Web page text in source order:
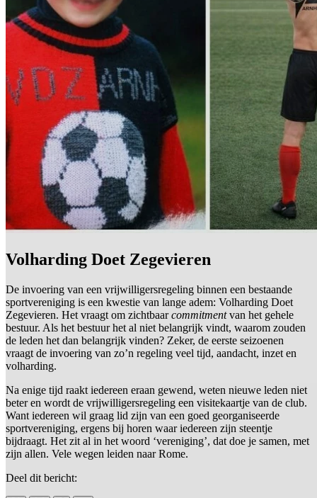
Volharding Doet Zegevieren
De invoering van een vrijwilligersregeling binnen een bestaande
sportvereniging is een kwestie van lange adem: Volharding Doet
Zegevieren. Het vraagt om zichtbaarcommitmentvan het gehele
bestuur. Als het bestuur het al niet belangrijk vindt, waarom zouden
de leden het dan belangrijk vinden? Zeker, de eerste seizoenen
vraagt de invoering van zo’n regeling veel tijd, aandacht, inzet en
volharding.
Na enige tijd raakt iedereen eraan gewend, weten nieuwe leden niet
beter en wordt de vrijwilligersregeling een visitekaartje van de club.
Want iedereen wil graag lid zijn van een goed georganiseerde
sportvereniging, ergens bij horen waar iedereen zijn steentje
bijdraagt. Het zit al in het woord ‘vereniging’, dat doe je samen, met
zijn allen. Vele wegen leiden naar Rome.
Deel dit bericht: